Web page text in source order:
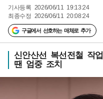
기사등록 2026/06/11 19:13:24
최종수정 2026/06/11 20:08:24
구글에서 선호하는 매체로 추가
신안산선 복선전철 작
땐 엄중 조치